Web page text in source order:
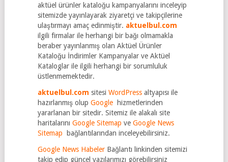
aktüel ürünler kataloğu kampanyalarını inceleyip
sitemizde yayınlayarak ziyaretçi ve takipçilerine
ulaştırmayı amaç edinmiştir. aktuelbul.com
ilgili firmalar ile herhangi bir bağı olmamakla
beraber yayınlanmış olan Aktüel Ürünler
Kataloğu İndirimler Kampanyalar ve Aktüel
Kataloglar ile ilgili herhangi bir sorumluluk
üstlenmemektedir.
aktuelbul.com sitesi WordPressaltyapısı ile
hazırlanmış olup Googlehizmetlerinden
yararlanan bir sitedir. Sitemiz ile alakalı site
haritalarını Google Sitemap ve Google News
Sitemap
bağlantılarından inceleyebilirsiniz.
Google News Habeler Bağlantı linkinden sitemizi
takip edip güncel yazılarımızı görebilirsiniz